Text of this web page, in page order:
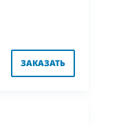
ЗАКАЗАТЬ